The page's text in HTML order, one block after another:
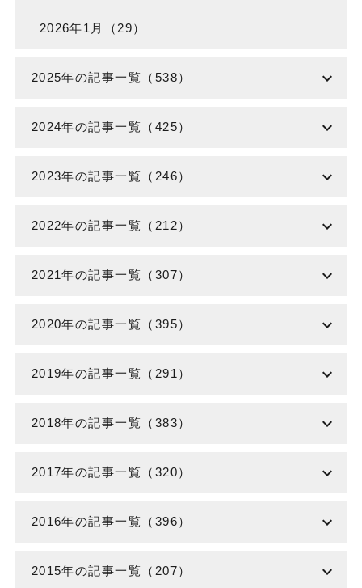
2026年1月（29）
2025年の記事一覧（538） expand_more
2024年の記事一覧（425） expand_more
2023年の記事一覧（246） expand_more
2022年の記事一覧（212） expand_more
2021年の記事一覧（307） expand_more
2020年の記事一覧（395） expand_more
2019年の記事一覧（291） expand_more
2018年の記事一覧（383） expand_more
2017年の記事一覧（320） expand_more
2016年の記事一覧（396） expand_more
2015年の記事一覧（207） expand_more